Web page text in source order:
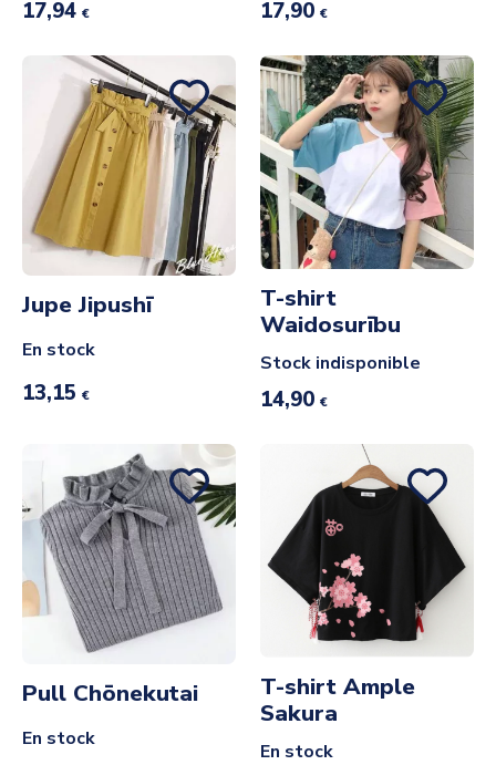
17,94 € 17,90 €
Jupe Jipushī
En stock
13,15 €
T-shirt
Waidosurību
Stock indisponible
14,90 €
Pull Chōnekutai
En stock
T-shirt Ample
Sakura
En stock